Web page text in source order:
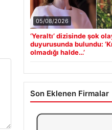
05/08/2026
‘Yeraltı’ dizisinde şok
duyurusunda bulundu:
olmadığı halde…’
Son Eklenen Firmalar